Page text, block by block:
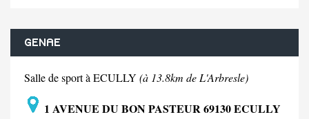
GENAE
Salle de sport à ECULLY (à 13.8km de L'Arbresle)
1 AVENUE DU BON PASTEUR 69130 ECULLY